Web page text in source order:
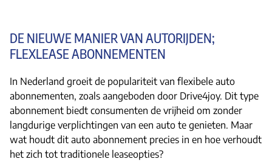
DE NIEUWE MANIER VAN AUTORIJDEN;
FLEXLEASE ABONNEMENTEN
In Nederland groeit de populariteit van flexibele auto
abonnementen, zoals aangeboden door Drive4joy. Dit type
abonnement biedt consumenten de vrijheid om zonder
langdurige verplichtingen van een auto te genieten. Maar
wat houdt dit auto abonnement precies in en hoe verhoudt
het zich tot traditionele leaseopties?